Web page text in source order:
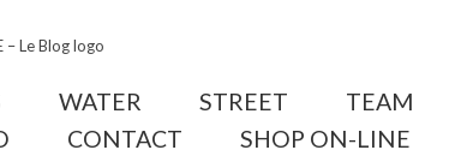
WATER STREET
TEAM
CONTACT SHOP ON-LINE